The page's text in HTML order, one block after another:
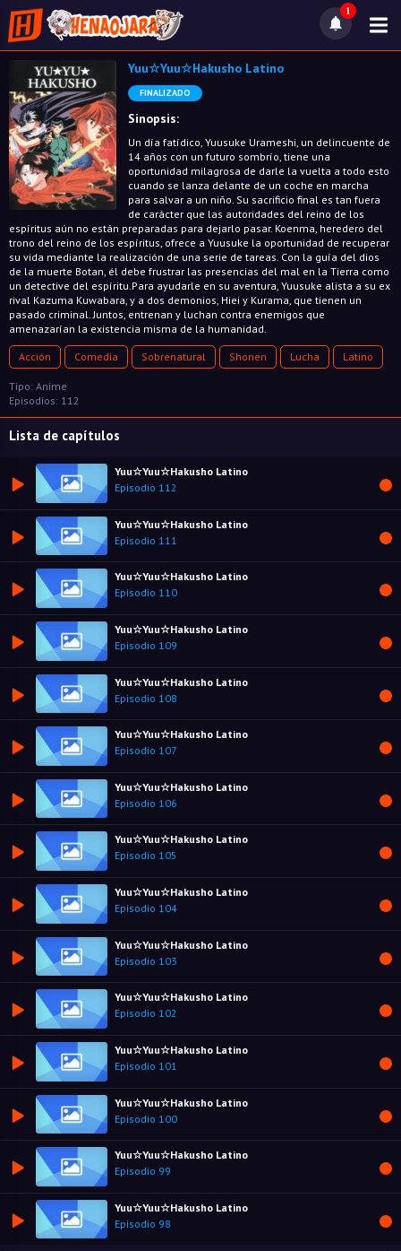
1
Yuu☆Yuu☆Hakusho Latino
FINALIZADO
Sinopsis:
Un día fatídico, Yuusuke Urameshi, un delincuente de
14 años con un futuro sombrío, tiene una
oportunidad milagrosa de darle la vuelta a todo esto
cuando se lanza delante de un coche en marcha
para salvar a un niño. Su sacrificio final es tan fuera
de carácter que las autoridades del reino de los
espíritus aún no están preparadas para dejarlo pasar. Koenma, heredero del
trono del reino de los espíritus, ofrece a Yuusuke la oportunidad de recuperar
su vida mediante la realización de una serie de tareas. Con la guía del dios
de la muerte Botan, él debe frustrar las presencias del mal en la Tierra como
un detective del espíritu.Para ayudarle en su aventura, Yuusuke alista a su ex
rival Kazuma Kuwabara, y a dos demonios, Hiei y Kurama, que tienen un
pasado criminal. Juntos, entrenan y luchan contra enemigos que
amenazarían la existencia misma de la humanidad.
Acción Comedia Sobrenatural Shonen Lucha Latino
Tipo: Anime
Episodios: 112
Lista de capítulos
Yuu☆Yuu☆Hakusho Latino
Episodio 112
Yuu☆Yuu☆Hakusho Latino
Episodio 111
Yuu☆Yuu☆Hakusho Latino
Episodio 110
Yuu☆Yuu☆Hakusho Latino
Episodio 109
Yuu☆Yuu☆Hakusho Latino
Episodio 108
Yuu☆Yuu☆Hakusho Latino
Episodio 107
Yuu☆Yuu☆Hakusho Latino
Episodio 106
Yuu☆Yuu☆Hakusho Latino
Episodio 105
Yuu☆Yuu☆Hakusho Latino
Episodio 104
Yuu☆Yuu☆Hakusho Latino
Episodio 103
Yuu☆Yuu☆Hakusho Latino
Episodio 102
Yuu☆Yuu☆Hakusho Latino
Episodio 101
Yuu☆Yuu☆Hakusho Latino
Episodio 100
Yuu☆Yuu☆Hakusho Latino
Episodio 99
Yuu☆Yuu☆Hakusho Latino
Episodio 98